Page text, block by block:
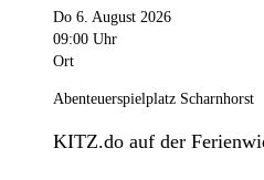
Do 6. August 2026
09:00 Uhr
Ort
Abenteuerspielplatz Scharnhorst
KITZ.do auf der